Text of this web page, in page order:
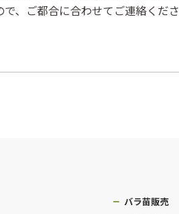
、ご都合に合わせてご連絡くださ
バラ苗販売